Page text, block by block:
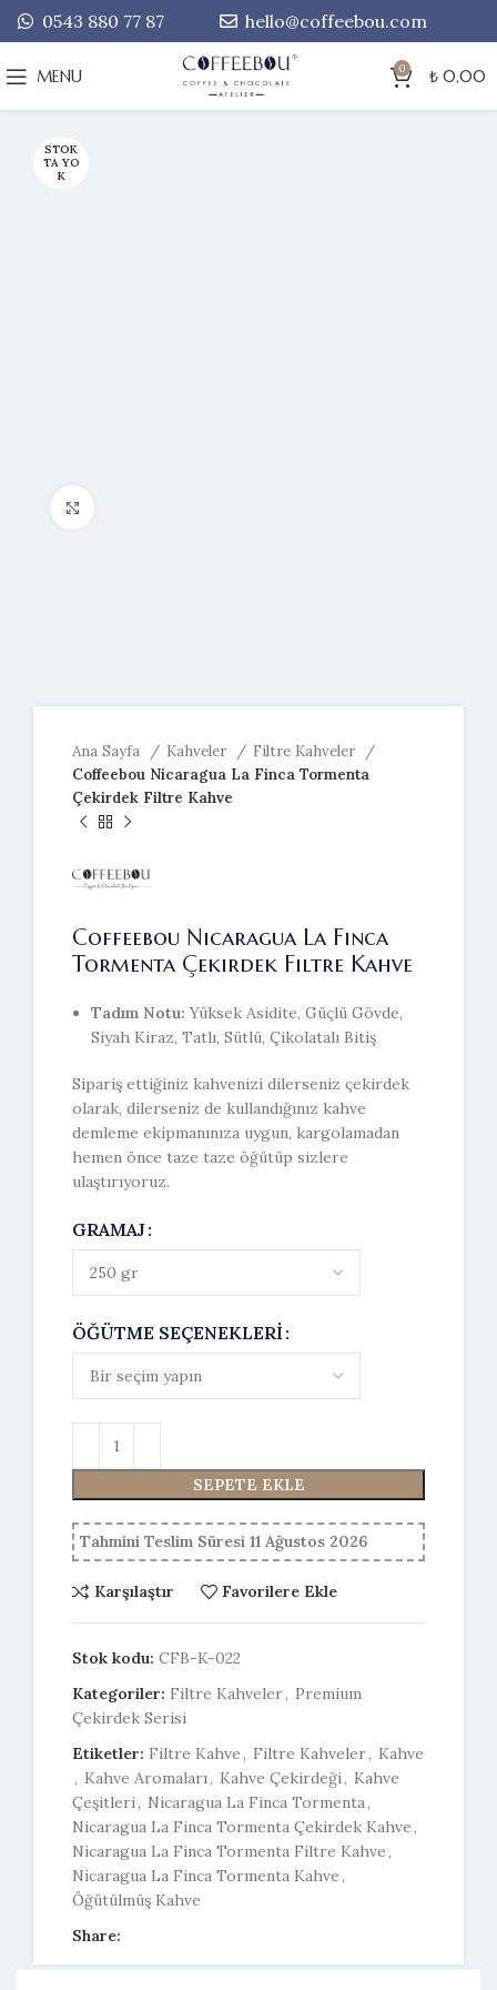
0543 880 77 87 hello@coffeebou.com
MENU 0 ₺ 0,00
STOK
TA YO
K
Ana Sayfa Kahveler
Filtre Kahveler
Coffeebou Nicaragua La Finca Tormenta
Çekirdek Filtre Kahve
Coffeebou Nicaragua La Finca
Tormenta Çekirdek Filtre Kahve
Tadım Notu: Yüksek Asidite, Güçlü Gövde,
Siyah Kiraz, Tatlı, Sütlü, Çikolatalı Bitiş
Sipariş ettiğiniz kahvenizi dilerseniz çekirdek
olarak, dilerseniz de kullandığınız kahve
demleme ekipmanınıza uygun, kargolamadan
hemen önce taze taze öğütüp sizlere
ulaştırıyoruz.
GRAMAJ
ÖĞÜTME SEÇENEKLERI
SEPETE EKLE
Tahmini Teslim Süresi 11 Ağustos 2026
Karşılaştır Favorilere Ekle
Stok kodu: CFB-K-022
Kategoriler: Filtre Kahveler, Premium
Çekirdek Serisi
Etiketler: Filtre Kahve , Filtre Kahveler, Kahve
, Kahve Aromaları , Kahve Çekirdeği , Kahve
Çeşitleri , Nicaragua La Finca Tormenta ,
Nicaragua La Finca Tormenta Çekirdek Kahve ,
Nicaragua La Finca Tormenta Filtre Kahve ,
Nicaragua La Finca Tormenta Kahve ,
Öğütülmüş Kahve
Share: